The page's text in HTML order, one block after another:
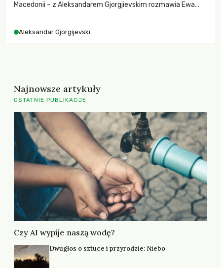
Macedonii – z Aleksandarem Gjorgjievskim rozmawia Ewa
Aleksandar Gjorgijevski
Najnowsze artykuły
OSTATNIE PUBLIKACJE
Czy AI wypije naszą wodę?
Dwugłos o sztuce i przyrodzie: Niebo